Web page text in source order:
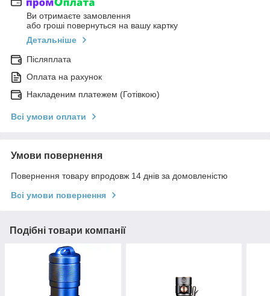
Ви отримаєте замовлення
або гроші повернуться на вашу картку
Детальніше
Післяплата
Оплата на рахунок
Накладеним платежем (Готівкою)
Всі умови оплати
Умови повернення
Повернення товару впродовж 14 днів за домовленістю
Всі умови повернення
Подібні товари компанії